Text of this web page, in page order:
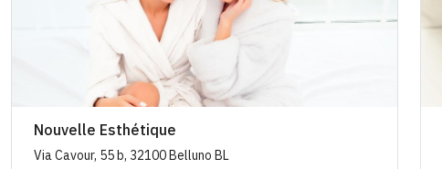
Nouvelle Esthétique
Via Cavour, 55 b, 32100 Belluno BL